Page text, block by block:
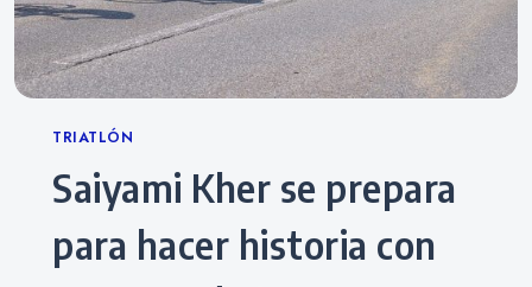
Categories
TRIATLÓN
Saiyami Kher se prepara
para hacer historia con